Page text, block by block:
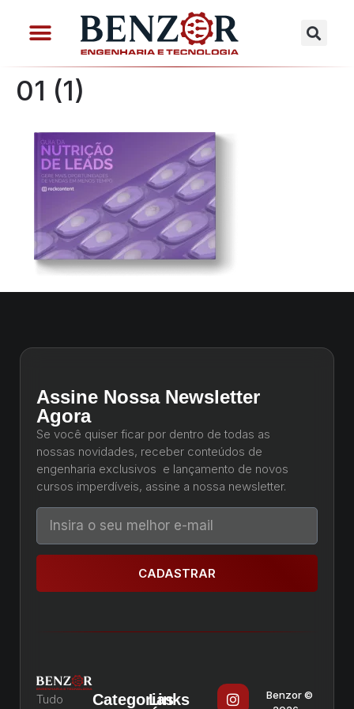
01 (1)
Assine Nossa Newsletter
Agora
Se você quiser ficar por dentro de todas as
nossas novidades, receber conteúdos de
engenharia exclusivos e lançamento de novos
cursos imperdíveis, assine a nossa newsletter.
CADASTRAR
Tudo Categorias
Links
Benzor ©